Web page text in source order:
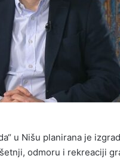
u Nišu planirana je
odmoru i rekreaciji